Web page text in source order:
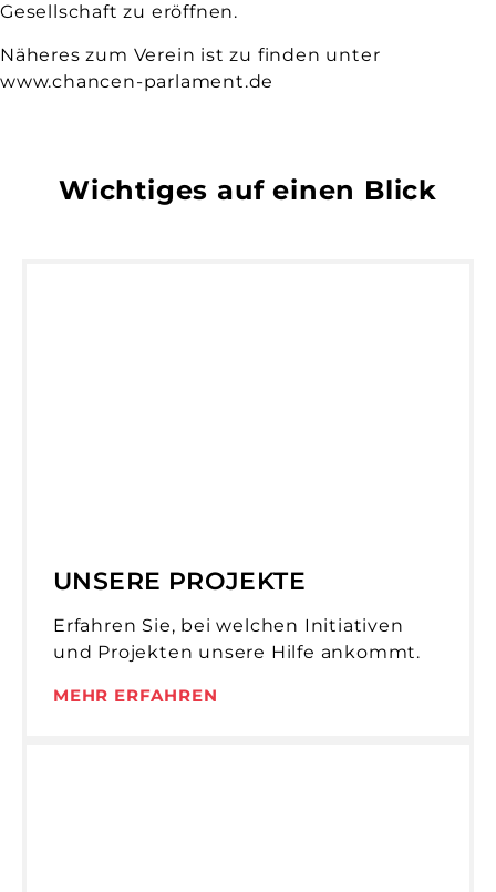
Gesellschaft zu eröffnen.
Näheres zum Verein ist zu finden unter
www.chancen-parlament.de
Wichtiges auf einen Blick
UNSERE PROJEKTE
Erfahren Sie, bei welchen Initiativen
und Projekten unsere Hilfe ankommt.
MEHR ERFAHREN